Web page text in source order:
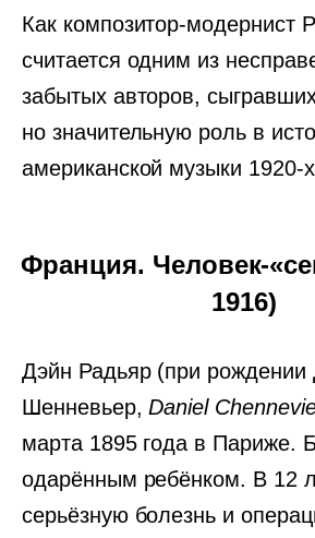
Как композитор-модернист
считается одним из
забытых авторов,
но значительную роль в
американской музыки 1920-
Франция. Человек-
1916)
Дэйн Радьяр (при рождении
Шенневьер,Daniel
марта 1895 года в Париже.
одарённым ребёнком. В 12
серьёзную болезнь и